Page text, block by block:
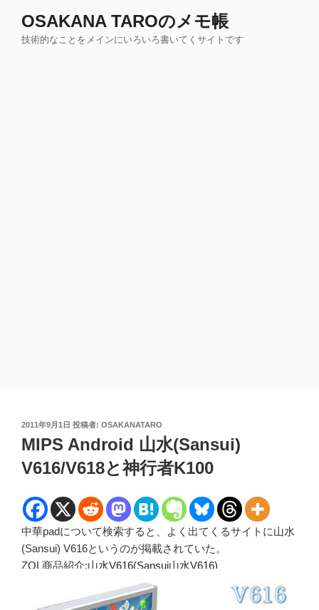
OSAKANA TAROのメモ帳
技術的なことをメインにいろいろ書いてくサイトです
投
稿
日:
2011年9月1日 投稿者: OSAKANATARO
MIPS Android 山水(Sansui)
V616/V618と神行者K100
中華padについて検索すると、よく出てくるサイトに山水
(Sansui) V616というのが掲載されていた。
ZOL商品紹介:山水V616(Sansui山水V616)